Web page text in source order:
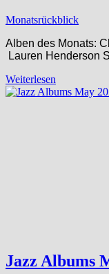
Monatsrückblick
Alben des Monats:
Lauren Henderson
Weiterlesen
Jazz Albums